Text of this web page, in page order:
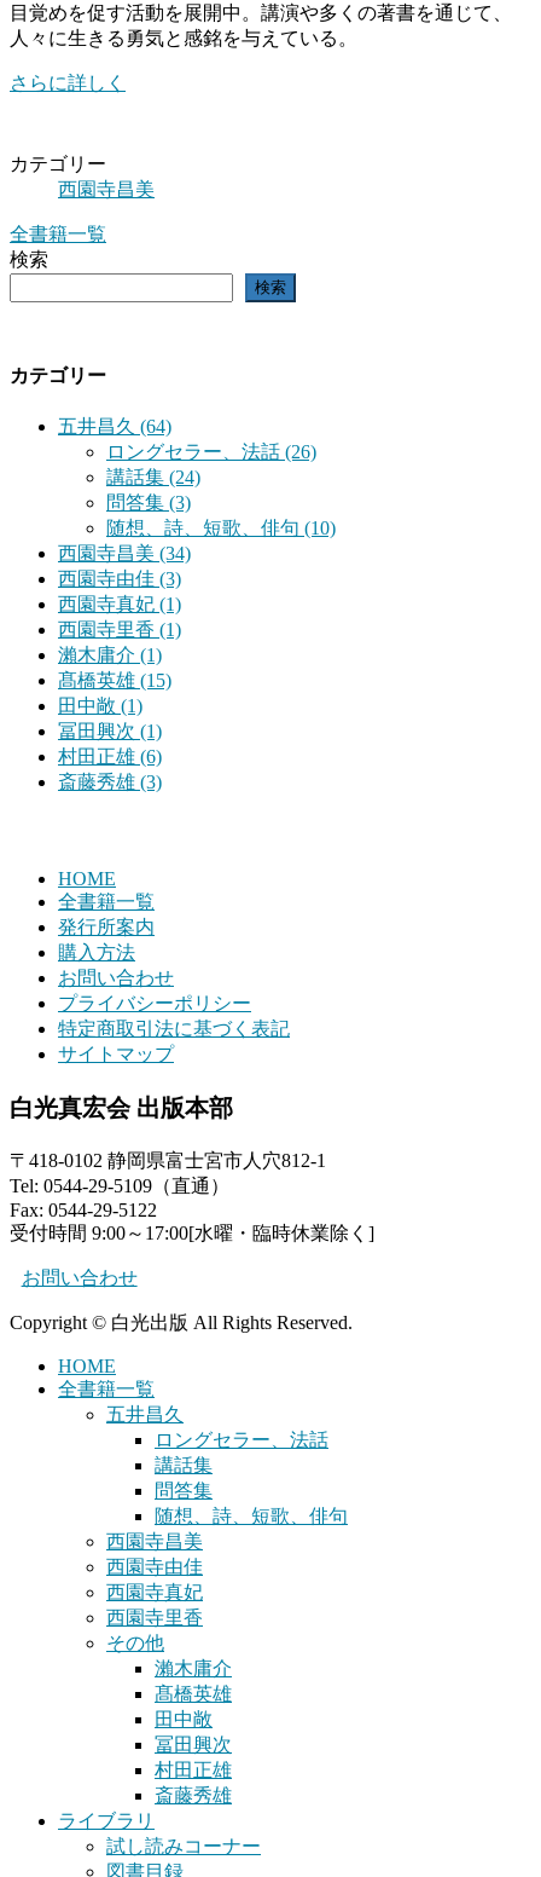
目覚めを促す活動を展開中。講演や多くの著書を通じて、
人々に生きる勇気と感銘を与えている。
さらに詳しく
カテゴリー
西園寺昌美
全書籍一覧
検索
検索
カテゴリー
五井昌久 (64)
ロングセラー、法話 (26)
講話集 (24)
問答集 (3)
随想、詩、短歌、俳句 (10)
西園寺昌美 (34)
西園寺由佳 (3)
西園寺真妃 (1)
西園寺里香 (1)
瀨木庸介 (1)
髙橋英雄 (15)
田中敞 (1)
冨田興次 (1)
村田正雄 (6)
斎藤秀雄 (3)
HOME
全書籍一覧
発行所案内
購入方法
お問い合わせ
プライバシーポリシー
特定商取引法に基づく表記
サイトマップ
白光真宏会 出版本部
〒418-0102 静岡県富士宮市人穴812-1
Tel: 0544-29-5109（直通）
Fax: 0544-29-5122
受付時間 9:00～17:00[水曜・臨時休業除く]
お問い合わせ
Copyright © 白光出版 All Rights Reserved.
HOME
全書籍一覧
五井昌久
ロングセラー、法話
講話集
問答集
随想、詩、短歌、俳句
西園寺昌美
西園寺由佳
西園寺真妃
西園寺里香
その他
瀨木庸介
髙橋英雄
田中敞
冨田興次
村田正雄
斎藤秀雄
ライブラリ
試し読みコーナー
図書目録